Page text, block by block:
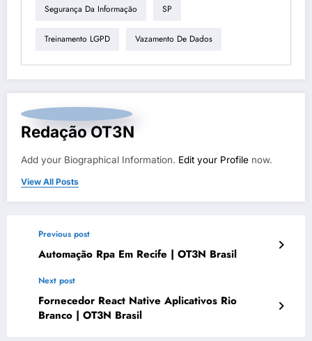
Segurança Da Informação SP
Treinamento LGPD Vazamento De Dados
Redação OT3N
Add your Biographical Information. Edit your Profile now.
View All Posts
Previous post
Automação Rpa Em Recife | OT3N Brasil
Next post
Fornecedor React Native Aplicativos Rio
Branco | OT3N Brasil